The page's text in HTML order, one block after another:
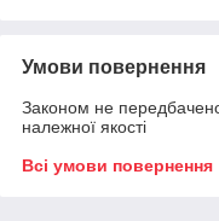
Умови повернення
Законом не
належної якості
Всі умови повернення